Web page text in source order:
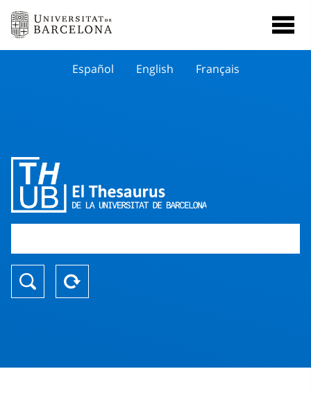
Español English Français